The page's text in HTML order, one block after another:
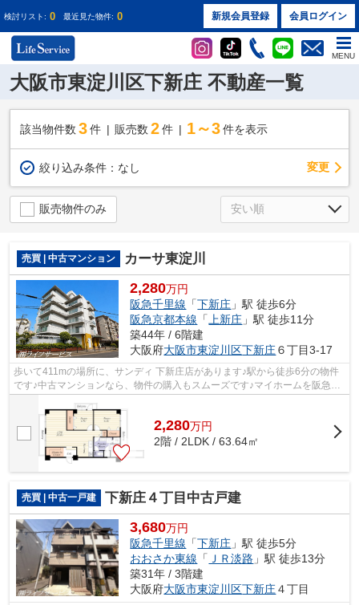
検討リスト: 0 最近見た物件: 0 新規会員登録 会員ログイン
MENU
大阪市東淀川区下新庄 不動産一覧
該当物件数 3件 販売数 2 件 1～3 件を表示
絞り込み条件： なし 変更
販売物件のみ
売買 | 中古マンション カーサ東淀川
2,280万円
阪急千里線 「下新庄 」駅 徒歩6分
阪急京都本線 「 上新庄 」駅 徒歩11分
築44年 / 6階建
大阪府大阪市東淀川区下新庄６丁目3-17
歩いて411mの場所に、サンディ 下新庄店があります♪駅から徒歩6分の物件
です♪中古マンションなら、物件の購入もスムーズです♪マイホームを阪急千
2,280万円
2階 / 2LDK / 63.64㎡
売買 | 中古一戸建 下新庄４丁目中古戸建
3,680万円
阪急千里線 「下新庄 」駅 徒歩5分
おおさか東線 「 ＪＲ淡路 」駅 徒歩13分
築31年 / 3階建
大阪府大阪市東淀川区下新庄４丁目